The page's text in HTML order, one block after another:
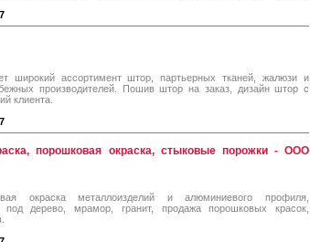
широкий ассортимент штор, партьерных тканей, жалюзи и
производителей. Пошив штор на заказ, дизайн штор с
клиента.
порошковая окраска, стыковые порожки - ООО
окраска металлоизделий и алюминиевого профиля,
под дерево, мрамор, гранит, продажа порошковых красок,